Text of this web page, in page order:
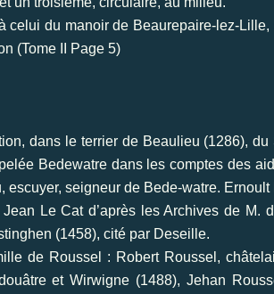
celui du manoir de Beaurepaire-lez-Lille,
(Tome II Page 5)
dans le terrier de Beaulieu (1286),
Bedewatre dans les comptes des
seigneur de Bede-watre. Ernoult
Le Cat d’après les Archives de M.
(1458), cité par Deseille.
de Roussel : Robert Roussel,
et Wirwigne (1488), Jehan